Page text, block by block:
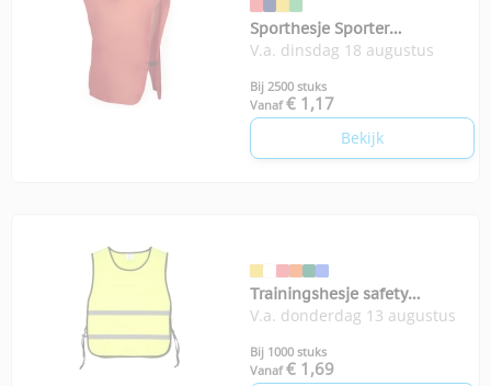
Sporthesje Sporter
volwassenen
V.a. dinsdag 18 augustus
Bij 2500 stuks
Vanaf € 1,17
Bekijk
Trainingshesje safety
volwassenen
V.a. donderdag 13 augustus
Bij 1000 stuks
Vanaf € 1,69